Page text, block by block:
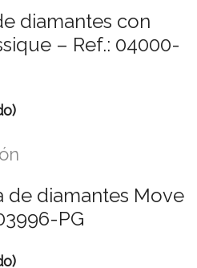
diamantes con
– Ref.: 04000-
de diamantes Move
PG